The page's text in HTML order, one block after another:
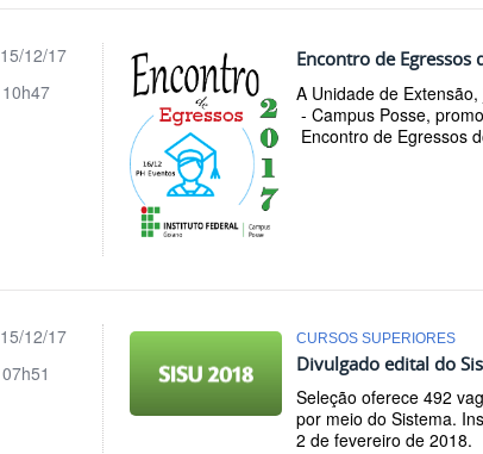
Encontro de Egressos
A Unidade de
- Campus Posse,
Encontro de Egressos
15/12/17
10h47
CURSOS SUPERIORES
Divulgado edital do
Seleção oferece 492
por meio do Sistema.
2 de fevereiro de 2018.
15/12/17
07h51